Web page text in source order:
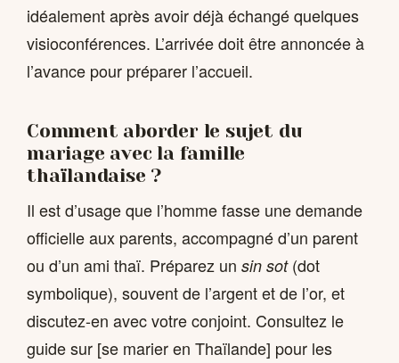
idéalement après avoir déjà échangé quelques
visioconférences. L’arrivée doit être annoncée à
l’avance pour préparer l’accueil.
Comment aborder le sujet du
mariage avec la famille
thaïlandaise ?
Il est d’usage que l’homme fasse une demande
officielle aux parents, accompagné d’un parent
ou d’un ami thaï. Préparez un sin sot(dot
symbolique), souvent de l’argent et de l’or, et
discutez-en avec votre conjoint. Consultez le
guide sur [se marier en Thaïlande] pour les